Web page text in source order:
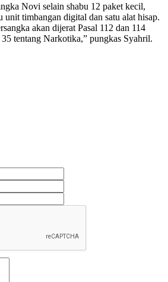
Novi selain shabu 12 paket kecil,
unit timbangan digital dan satu alat hisap.
akan dijerat Pasal 112 dan 114
tentang Narkotika,” pungkas Syahril.